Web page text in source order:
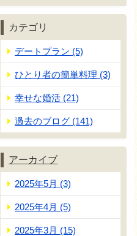
カテゴリ
デートプラン (5)
ひとり者の簡単料理 (3)
幸せな婚活 (21)
過去のブログ (141)
アーカイブ
2025年5月 (3)
2025年4月 (5)
2025年3月 (15)